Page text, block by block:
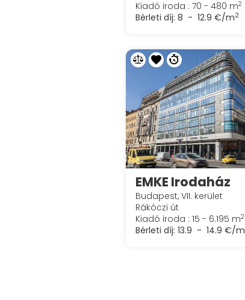
Kiadó iroda : 70 - 480 m2
Bérleti díj: 8 - 12.9 €/m2
EMKE Irodaház
Budapest, VII. kerület
Rákóczi út
Kiadó iroda : 15 - 6.195 m2
Bérleti díj: 13.9 - 14.9 €/m